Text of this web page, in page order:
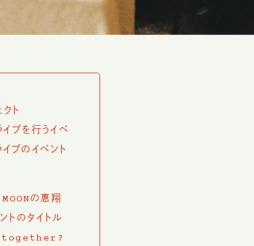
ト
ブを行うイベ
ブのイベント
の惠翔
トのタイトル